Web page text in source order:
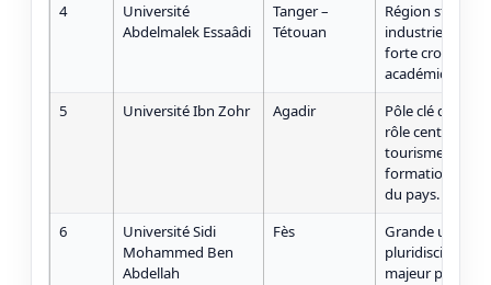
4
Université
Abdelmalek Essaâdi
Tanger –
Tétouan
Région
industries,
forte
académique et
5
Université Ibn Zohr Agadir
Pôle clé du
rôle central
tourisme, les
formation
du pays.
6
Université Sidi
Mohammed Ben
Abdellah
Fès
Grande
majeur pour la